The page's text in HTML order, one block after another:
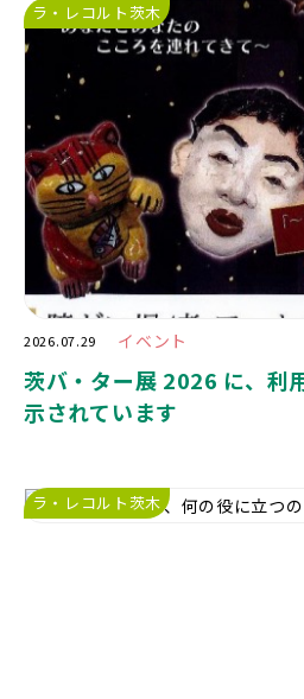
ラ・レコルト茨木
2026.07.29 イベント
茨バ・ター展 2026 に、利
示されています
ラ・レコルト茨木